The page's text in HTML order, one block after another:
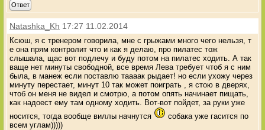
Ответ
Natashka_Kh 17:27 11.02.2014
Ксюш, я с тренером говорила, мне с грыжами много чего нельзя, т
е она прям контролит что и как я делаю, про пилатес тож
слышала, щас вот подлечу и буду потом на пилатес ходить. А так
ваще нет минуты свободной, все время Лева требует чтоб я с ним
была, в манеж если поставлю таааак рыдает! но если ухожу через
минуту перестает, минут 10 так может поиграть , я стою в дверях,
чтоб он меня не видел и смотрю, а потом опять начинает пищать,
как надоест ему там одному ходить. Вот-вот пойдет, за руки уже
носится, тогда вообще виллы начнутся
собака уже гасится по
всем углам)))))